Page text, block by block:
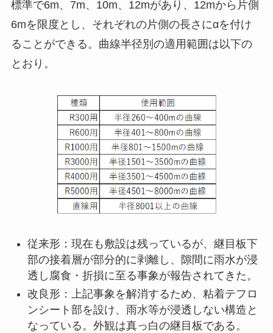
標準で6m、7m、10m、12mがあり、12mから片側
6mを限度とし、それぞれの片側の長さにαを付け
ることができる。曲線半径別の適用範囲は以下の
とおり。
従来形：現在も敷設は残っているが、継目板下
部の接着層が部分的に剥離し、隙間に雨水が浸
透し腐食・折損に至る事象が報告されてきた。
改良形：上記事象を解消するため、粘着テフロ
ンシート部を設け、雨水等が浸透しない構造と
なっている。外観は真っ白の継目板である。